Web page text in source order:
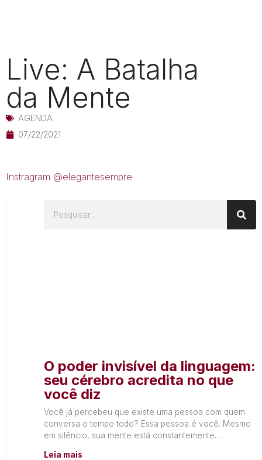
Live: A Batalha
da Mente
AGENDA
07/22/2021
Instragram @elegantesempre
O poder invisível da linguagem:
seu cérebro acredita no que
você diz
Você já percebeu que existe uma pessoa com quem
conversa o tempo todo? Essa pessoa é você. Mesmo
em silêncio, sua mente está constantemente
Leia mais